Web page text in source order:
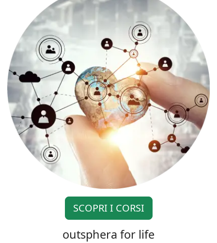
SCOPRI I CORSI
outsphera for life